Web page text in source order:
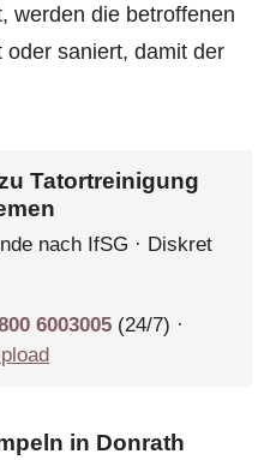
werden die betroffenen
saniert, damit der
Tatortreinigung
nach IfSG · Diskret
6003005 (24/7) ·
in Donrath